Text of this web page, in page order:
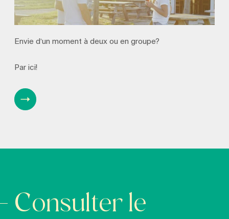
Envie d’un moment à deux ou en groupe?
Par ici!
Consulter le